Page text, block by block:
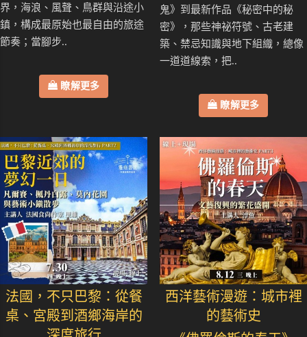
界，海浪、風聲、鳥群與沿途小
鎮，構成最原始也最自由的旅途
節奏；當腳步..
瞭解更多
鬼》到最新作品《秘密中的秘
密》，那些神祕符號、古老建
築、禁忌知識與地下組織，總像
一道道線索，把..
瞭解更多
法國，不只巴黎：從餐
桌、宮殿到酒鄉海岸的
西洋藝術漫遊：城市裡
的藝術史